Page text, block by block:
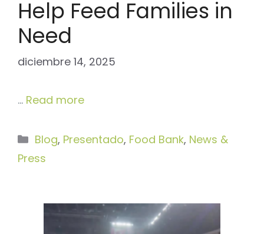
Help Feed Families in
Need
diciembre 14, 2025
… Read more
Categorías
Blog, Presentado, Food Bank, News &
Press